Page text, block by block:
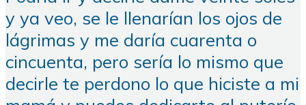
y ya veo, se le llenarían los ojos de
lágrimas y me daría cuarenta o
cincuenta, pero sería lo mismo que
decirle te perdono lo que hiciste a mi